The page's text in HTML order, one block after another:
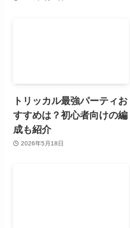
トリッカル最強パーティお
すすめは？初心者向けの編
成も紹介
2026年5月18日